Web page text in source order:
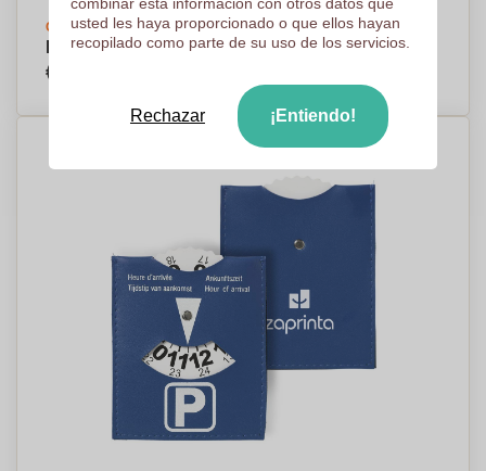
Crea tu diseño
Llavero de Metal y Cuero de PU - Gistaín
€1,53
usted les haya proporcionado o que ellos hayan
recopilado como parte de su uso de los servicios.
Rechazar ¡Entiendo!